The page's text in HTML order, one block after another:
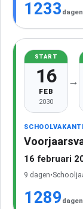
1233 dagen
START
16
FEB
2030
→
16 februari
9 dagen•
1289 dagen